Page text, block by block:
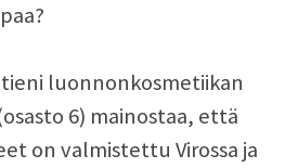
luonnonkosmetiikan
6) mainostaa, että
on valmistettu Virossa ja